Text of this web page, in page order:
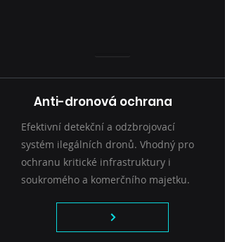
Anti-dronová ochrana
Efektivní detekční a odzbrojovací
systém ilegálních dronů. Vhodný pro
ochranu kritické infrastruktury i
soukromého a komerčního majetku.